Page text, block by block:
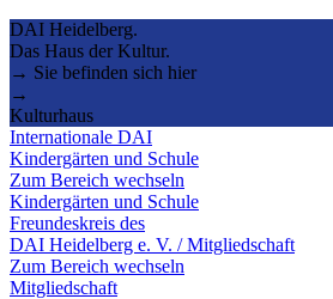
DAI Heidelberg.
Das Haus der Kultur.
→ Sie befinden sich hier
→
Kulturhaus
Internationale DAI
Kindergärten und Schule
Zum Bereich wechseln
Kindergärten und Schule
Freundeskreis des
DAI Heidelberg e. V. / Mitgliedschaft
Zum Bereich wechseln
Mitgliedschaft